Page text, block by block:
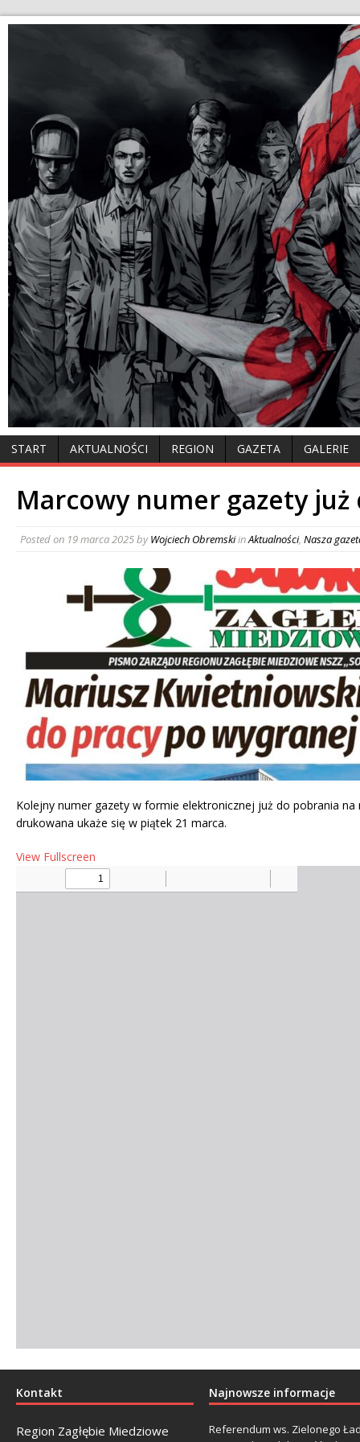
START AKTUALNOŚCI REGION GAZETA GALERIE
Marcowy numer gazety
Posted on 19 marca 2025byWojciech ObremskiinAktualności, Nasza
Kolejny numer gazety w formie elektronicznej już do pobrania na
drukowana ukaże się w piątek 21 marca.
View Fullscreen
Kontakt
Region Zagłębie Miedziowe
Najnowsze informacje
Referendum ws. Zielonego